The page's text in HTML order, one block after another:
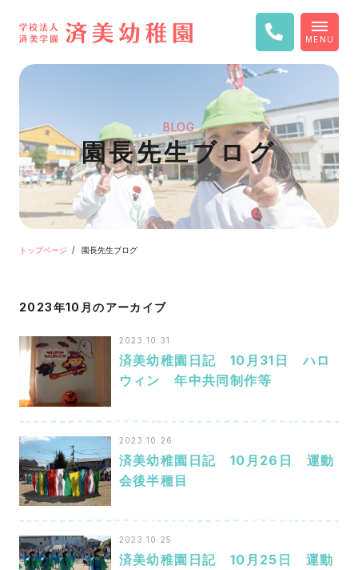
MENU
BLOG
園長先生ブログ
トップページ 園長先生ブログ
2023年10月のアーカイブ
2023.10.31
済美幼稚園日記 10月31日 ハロ
ウィン 年中共同制作等
2023.10.26
済美幼稚園日記 10月26日 運動
会後半種目
2023.10.25
済美幼稚園日記 10月25日 運動